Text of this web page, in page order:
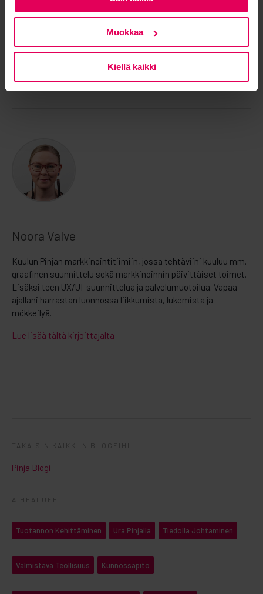
Muokkaa
Kiellä kaikki
plakkarissa
Jaa somessa
Noora Valve
Kuulun Pinjan markkinointitiimiin, jossa tehtäviini kuuluu mm.
graafinen suunnittelu sekä markkinoinnin päivittäiset toimet.
Lisäksi teen UX/UI-suunnittelua ja palvelumuotoilua. Vapaa-
ajallani harrastan luonnossa liikkumista, lukemista ja
mökkeilyä.
Lue lisää tältä kirjoittajalta
TAKAISIN KAIKKIIN BLOGEIHI
Pinja Blogi
AIHEALUEET
Tuotannon Kehittäminen Ura Pinjalla Tiedolla Johtaminen
Valmistava Teollisuus Kunnossapito